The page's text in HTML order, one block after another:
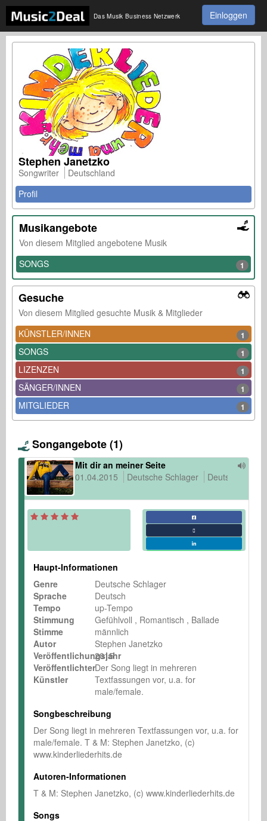
Das Musik Business Netzwerk Einloggen
Stephen Janetzko
Songwriter
Deutschland
Profil
Musikangebote
Von diesem Mitglied angebotene Musik
SONGS
1
Gesuche
Von diesem Mitglied gesuchte Musik & Mitglieder
KÜNSTLER/INNEN
1
SONGS 1
LIZENZEN 1
SÄNGER/INNEN 1
MITGLIEDER 1
Songangebote (1)
Mit dir an meiner Seite
01.04.2015
Deutsche Schlager Deutsch
Haupt-Informationen
Genre
Deutsche Schlager
Sprache
Deutsch
Tempo
up-Tempo
Stimmung
Gefühlvoll Romantisch
Ballade
Stimme
männlich
Autor
Stephen Janetzko
Veröffentlichungsjahr
2015
Veröffentlichter
Künstler
Der Song liegt in mehreren
Textfassungen vor, u.a. for
male/female.
Songbeschreibung
Der Song liegt in mehreren Textfassungen vor, u.a. for
male/female. T & M: Stephen Janetzko, (c)
www.kinderliederhits.de
Autoren-Informationen
T & M: Stephen Janetzko, (c) www.kinderliederhits.de
Songs